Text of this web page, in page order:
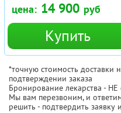
цена: 14 900 руб
Купить
*точную стоимость доставки
подтверждении заказа
Бронирование лекарства - НЕ
Мы вам перезвоним, и
решить - подтвердить заявку